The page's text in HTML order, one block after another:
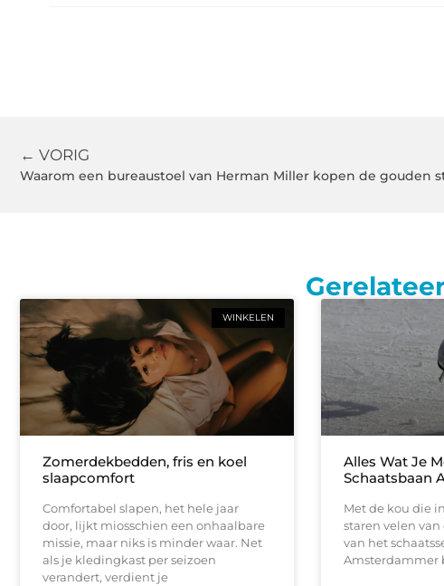
← VORIG
Waarom een bureaustoel van Herman Miller kopen de gouden
WINKELEN
Zomerdekbedden, fris en koel
slaapcomfort
Comfortabel slapen, het hele jaar
door, lijkt miosschien een onhaalbare
missie, maar niks is minder waar. Net
als je kledingkast per seizoen
verandert, verdient je
Alles Wat Je
Schaatsbaan
Met de kou die
staren velen
van het
Amsterdammer